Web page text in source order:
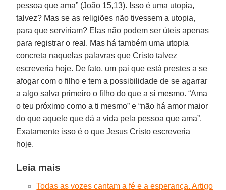
pessoa que ama” (João 15,13). Isso é uma utopia,
talvez? Mas se as religiões não tivessem a utopia,
para que serviriam? Elas não podem ser úteis apenas
para registrar o real. Mas há também uma utopia
concreta naquelas palavras que Cristo talvez
escreveria hoje. De fato, um pai que está prestes a se
afogar com o filho e tem a possibilidade de se agarrar
a algo salva primeiro o filho do que a si mesmo. “Ama
o teu próximo como a ti mesmo” e “não há amor maior
do que aquele que dá a vida pela pessoa que ama”.
Exatamente isso é o que Jesus Cristo escreveria
hoje.
Leia mais
Todas as vozes cantam a fé e a esperança. Artigo